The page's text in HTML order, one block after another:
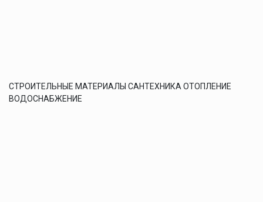
СТРОИТЕЛЬНЫЕ МАТЕРИАЛЫ САНТЕХНИКА ОТОПЛЕНИЕ
ВОДОСНАБЖЕНИЕ